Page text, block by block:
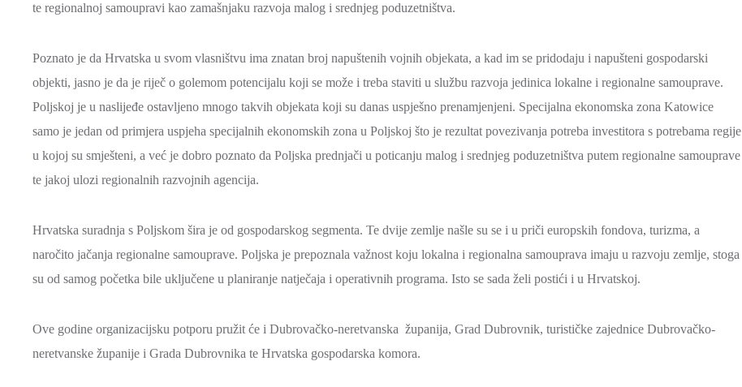
te regionalnoj samoupravi kao zamašnjaku razvoja malog i srednjeg poduzetništva.
Poznato je da Hrvatska u svom vlasništvu ima znatan broj napuštenih vojnih objekata, a kad im se pridodaju i napušteni gospodarski
objekti, jasno je da je riječ o golemom potencijalu koji se može i treba staviti u službu razvoja jedinica lokalne i regionalne samouprave.
Poljskoj je u naslijeđe ostavljeno mnogo takvih objekata koji su danas uspješno prenamjenjeni. Specijalna ekonomska zona Katowice
samo je jedan od primjera uspjeha specijalnih ekonomskih zona u Poljskoj što je rezultat povezivanja potreba investitora s potrebama regije
u kojoj su smješteni, a već je dobro poznato da Poljska prednjači u poticanju malog i srednjeg poduzetništva putem regionalne samouprave
te jakoj ulozi regionalnih razvojnih agencija.
Hrvatska suradnja s Poljskom šira je od gospodarskog segmenta. Te dvije zemlje našle su se i u priči europskih fondova, turizma, a
naročito jačanja regionalne samouprave. Poljska je prepoznala važnost koju lokalna i regionalna samouprava imaju u razvoju zemlje, stoga
su od samog početka bile uključene u planiranje natječaja i operativnih programa. Isto se sada želi postići i u Hrvatskoj.
Ove godine organizacijsku potporu pružit će i Dubrovačko-neretvanska županija, Grad Dubrovnik, turističke zajednice Dubrovačko-
neretvanske županije i Grada Dubrovnika te Hrvatska gospodarska komora.